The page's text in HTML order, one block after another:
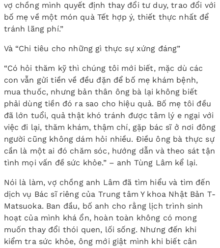
vợ chồng mình quyết định thay đổi tư duy, trao đổi với
bố mẹ về một món quà Tết hợp ý, thiết thực nhất để
tránh lãng phí.”
Và “Chi tiêu cho những gì thực sự xứng đáng”
“Có hỏi thăm kỹ thì chúng tôi mới biết, mặc dù các
con vẫn gửi tiền về đều đặn để bố mẹ khám bệnh,
mua thuốc, nhưng bản thân ông bà lại không biết
phải dùng tiền đó ra sao cho hiệu quả. Bố mẹ tôi đều
đã lớn tuổi, quả thật khó tránh được tâm lý e ngại với
việc đi lại, thăm khám, thậm chí, gặp bác sĩ ở nơi đông
người cũng không dám hỏi nhiều. Điều ông bà thực sự
cần là một ai đó chăm sóc, hướng dẫn và theo sát tận
tình mọi vấn đề sức khỏe.” – anh Tùng Lâm kể lại.
Nói là làm, vợ chồng anh Lâm đã tìm hiểu và tìm đến
dịch vụ Bác sĩ riêng của Trung tâm Y khoa Nhật Bản T-
Matsuoka. Ban đầu, bố anh cho rằng lịch trình sinh
hoạt của mình khá ổn, hoàn toàn không có mong
muốn thay đổi thói quen, lối sống. Nhưng đến khi
kiểm tra sức khỏe, ông mới giật mình khi biết cân